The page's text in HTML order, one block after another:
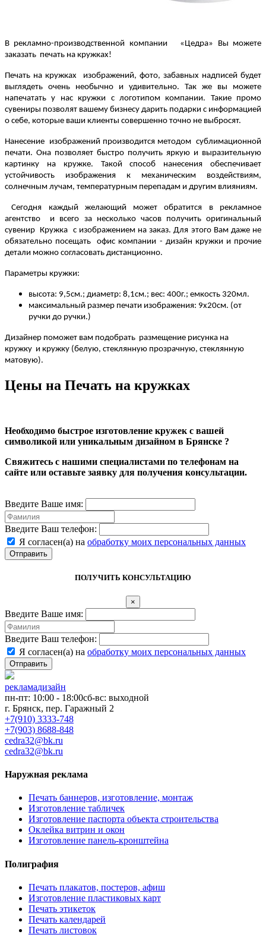
В рекламно-производственной компании «Цедра» Вы можете
заказать печать на кружках!
Печать на кружках изображений, фото, забавных надписей будет
выглядеть очень необычно и удивительно. Так же вы можете
напечатать у нас кружки с логотипом компании. Такие промо
сувениры позволят вашему бизнесу дарить подарки с информацией
о себе, которые ваши клиенты совершенно точно не выбросят.
Нанесение изображений производится методом сублимационной
печати. Она позволяет быстро получить яркую и выразительную
картинку на кружке. Такой способ нанесения обеспечивает
устойчивость изображения к механическим воздействиям,
солнечным лучам, температурным перепадам и другим влияниям.
Сегодня каждый желающий может обратится в рекламное
агентство и всего за несколько часов получить оригинальный
сувенир Кружка с изображением на заказ. Для этого Вам даже не
обязательно посещать офис компании - дизайн кружки и прочие
детали можно согласовать дистанционно.
Параметры кружки:
высота: 9,5см.; диаметр: 8,1см.; вес: 400г.; емкость 320мл.
максимальный размер печати изображения: 9х20см. (от
ручки до ручки.)
Дизайнер поможет вам подобрать размещение рисунка на
кружку и кружку (белую, стеклянную прозрачную, стеклянную
матовую).
Цены на Печать на кружках
Необходимо быстрое изготовление кружек с вашей
символикой или уникальным дизайном в Брянске ?
Свяжитесь с нашими специалистами по телефонам на
сайте или оставьте заявку для получения консультации.
Введите Ваше имя:
Введите Ваш телефон:
Я согласен(а) на обработку моих персональных данных
Отправить
ПОЛУЧИТЬ КОНСУЛЬТАЦИЮ
×
Введите Ваше имя:
Введите Ваш телефон:
Я согласен(а) на обработку моих персональных данных
Отправить
рекламадизайн
пн-пт: 10:00 - 18:00сб-вс: выходной
г. Брянск, пер. Гаражный 2
+7(910) 3333-748
+7(903) 8688-848
cedra32@bk.ru
cedra32@bk.ru
Наружная реклама
Печать баннеров, изготовление, монтаж
Изготовление табличек
Изготовление паспорта объекта строительства
Оклейка витрин и окон
Изготовление панель-кронштейна
Полиграфия
Печать плакатов, постеров, афиш
Изготовление пластиковых карт
Печать этикеток
Печать календарей
Печать листовок